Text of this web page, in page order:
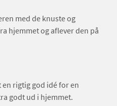
med de knuste og
hjemmet og aflever den på
en rigtig god idé for en
godt ud i hjemmet.